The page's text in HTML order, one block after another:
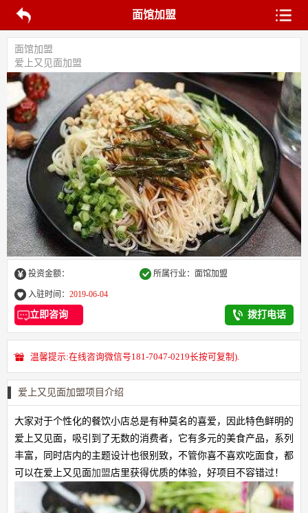
面馆加盟
面馆加盟
爱上又见面加盟
投资金额： 所属行业：面馆加盟
入驻时间： 2019-06-04
立即咨询 拨打电话
温馨提示:在线咨询微信号181-7047-0219长按可复制).
爱上又见面加盟项目介绍
大家对于个性化的餐饮小店总是有种莫名的喜爱，因此特色鲜明的
爱上又见面，吸引到了无数的消费者，它有多元的美食产品，系列
丰富，同时店内的主题设计也很别致，不管你喜不喜欢吃面食，都
可以在爱上又见面加盟店里获得优质的体验，好项目不容错过！